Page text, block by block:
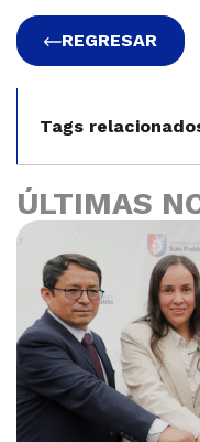
REGRESAR
Tags
ÚLTIMAS